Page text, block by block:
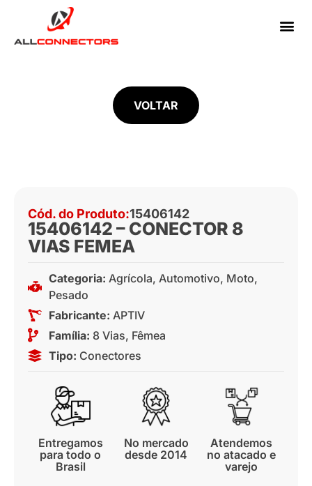
VOLTAR
Cód. do Produto:15406142
15406142 – CONECTOR 8
VIAS FEMEA
Categoria: Agrícola, Automotivo, Moto,
Pesado
Fabricante: APTIV
Família: 8 Vias, Fêmea
Tipo: Conectores
Entregamos
para todo o
Brasil
No mercado
desde 2014
Atendemos
no atacado e
varejo